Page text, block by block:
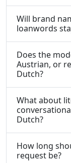
Will brand
loanwords
Does the
Austrian, or
Dutch?
What about
Dutch?
How long
request be?